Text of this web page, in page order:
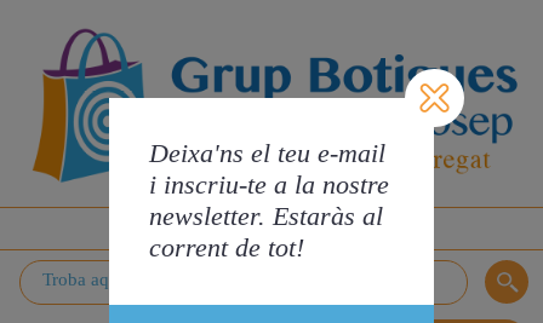
MENÚ
Deixa'ns el teu e-mail
i inscriu-te a la nostre
newsletter. Estaràs al
corrent de tot!